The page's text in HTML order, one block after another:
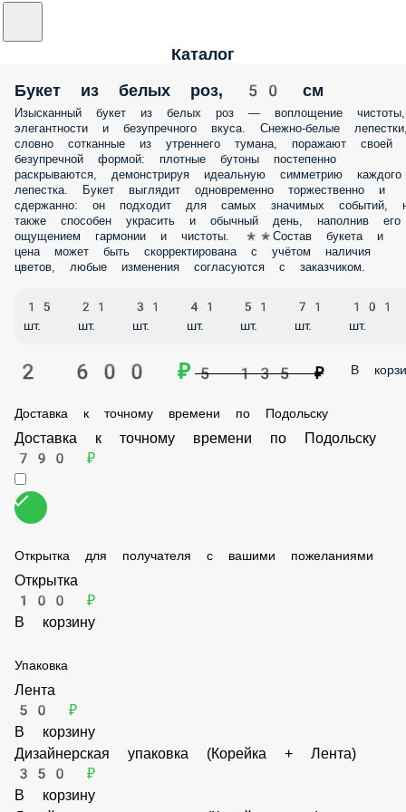
Каталог
Букет из белых роз, 50 см
Изысканный букет из белых роз — воплощение чистоты,
элегантности и безупречного вкуса. Снежно‑белые
словно сотканные из утреннего тумана, поражают своей
безупречной формой: плотные бутоны постепенно
раскрываются, демонстрируя идеальную симметрию каждого
лепестка. Букет выглядит одновременно торжественно и
сдержанно: он подходит для самых значимых событий,
также способен украсить и обычный день, наполнив его
ощущением гармонии и чистоты. **Состав букета и
цена может быть скорректирована с учётом наличия
цветов, любые изменения согласуются с заказчиком.
15
шт.
21
шт.
31
шт.
41
шт.
51
шт.
71
шт.
101
шт.
2 600 ₽ 5 135 ₽ В
Доставка к точному времени по Подольску
Доставка к точному времени по Подольску
790 ₽
Открытка для получателя с вашими пожеланиями
Открытка
100 ₽
Упаковка
Лента
50 ₽
В корзину
Дизайнерская упаковка (Корейка + Лента)